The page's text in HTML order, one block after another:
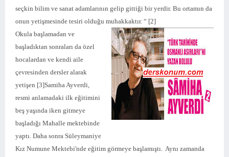
seçkin bilim ve sanat adamlarının gelip gittiği bir yerdir. Bu ortamın da
onun yetişmesinde tesiri olduğu muhakkaktır. “ [2]
Okula başlamadan ve
başladıktan sonraları da özel
hocalardan ve kendi aile
çevresinden dersler alarak
yetişen [3]Samiha Ayverdi,
resmi anlamadaki ilk eğitimini
beş yaşında iken gitmeye
başladığı Mahalle mektebinde
yaptı. Daha sonra Süleymaniye
Kız Numune Mektebi'nde eğitim görmeye başlamıştı. Aynı zamanda